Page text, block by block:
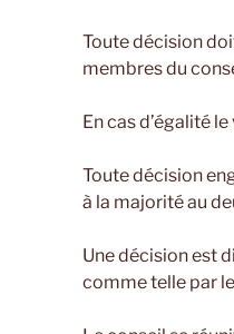
Toute décision
membres du
En cas d’égalité
Toute décision
à la majorité au
Une décision est
comme telle par